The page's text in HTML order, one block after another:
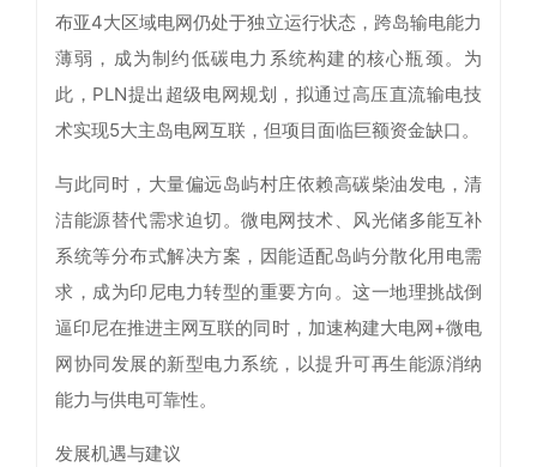
布亚4大区域电网仍处于独立运行状态，跨岛输电能力
薄弱，成为制约低碳电力系统构建的核心瓶颈。为
此，PLN提出超级电网规划，拟通过高压直流输电技
术实现5大主岛电网互联，但项目面临巨额资金缺口。
与此同时，大量偏远岛屿村庄依赖高碳柴油发电，清
洁能源替代需求迫切。微电网技术、风光储多能互补
系统等分布式解决方案，因能适配岛屿分散化用电需
求，成为印尼电力转型的重要方向。这一地理挑战倒
逼印尼在推进主网互联的同时，加速构建大电网+微电
网协同发展的新型电力系统，以提升可再生能源消纳
能力与供电可靠性。
发展机遇与建议